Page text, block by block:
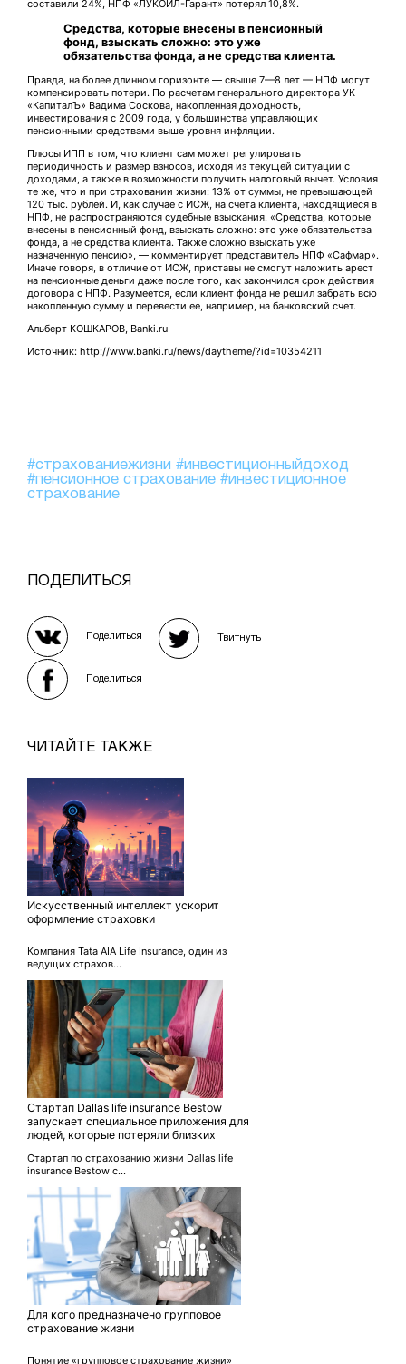
составили 24%, НПФ «ЛУКОЙЛ-Гарант» потерял 10,8%.
Средства, которые внесены в пенсионный
фонд, взыскать сложно: это уже
обязательства фонда, а не средства клиента.
Правда, на более длинном горизонте — свыше 7—8 лет — НПФ могут
компенсировать потери. По расчетам генерального директора УК
«КапиталЪ» Вадима Соскова, накопленная доходность,
инвестирования с 2009 года, у большинства управляющих
пенсионными средствами выше уровня инфляции.
Плюсы ИПП в том, что клиент сам может регулировать
периодичность и размер взносов, исходя из текущей ситуации с
доходами, а также в возможности получить налоговый вычет. Условия
те же, что и при страховании жизни: 13% от суммы, не превышающей
120 тыс. рублей. И, как случае с ИСЖ, на счета клиента, находящиеся в
НПФ, не распространяются судебные взыскания. «Средства, которые
внесены в пенсионный фонд, взыскать сложно: это уже обязательства
фонда, а не средства клиента. Также сложно взыскать уже
назначенную пенсию», — комментирует представитель НПФ «Сафмар».
Иначе говоря, в отличие от ИСЖ, приставы не смогут наложить арест
на пенсионные деньги даже после того, как закончился срок действия
договора с НПФ. Разумеется, если клиент фонда не решил забрать всю
накопленную сумму и перевести ее, например, на банковский счет.
Альберт КОШКАРОВ, Banki.ru
Источник: http://www.banki.ru/news/daytheme/?id=10354211
#страхованиежизни #инвестиционныйдоход
#пенсионное страхование #инвестиционное
страхование
ПОДЕЛИТЬСЯ
Поделиться Твитнуть
Поделиться
ЧИТАЙТЕ ТАКЖЕ
Искусственный интеллект ускорит
оформление страховки
Компания Tata AIA Life Insurance, один из
ведущих страхов...
Стартап Dallas life insurance Bestow
запускает специальное приложения для
людей, которые потеряли близких
Стартап по страхованию жизни Dallas life
insurance Bestow с...
Для кого предназначено групповое
страхование жизни
Понятие «групповое страхование жизни»